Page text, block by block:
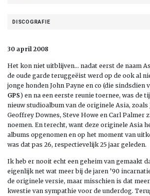
DISCOGRAFIE
30 april 2008
Het kon niet uitblijven… nadat eerst de naam
de oude garde teruggeëist werd op de ook al
jonge honden John Payne en co (die sindsdien
GPS) en na een eerste reunie toernee, was de
nieuw studioalbum van de originele Asia, zoals
Geoffrey Downes, Steve Howe en Carl Palmer
noemen. En terecht, want deze originele Asia
albums opgenomen en op het moment van
was dat pas 26, respectievelijk 25 jaar geleden.
Ik heb er nooit echt een geheim van gemaakt
eigenlijk net wat meer bij de jaren ’90
de originele versie, maar misschien is dat
kwestie van sympathie voor de underdog.